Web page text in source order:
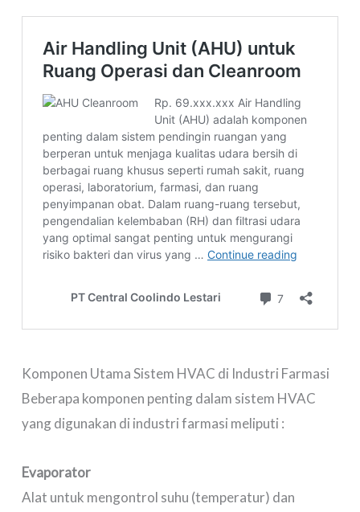
Komponen Utama Sistem HVAC di Industri Farmasi
Beberapa komponen penting dalam sistem HVAC
yang digunakan di industri farmasi meliputi :
Evaporator
Alat untuk mengontrol suhu (temperatur) dan